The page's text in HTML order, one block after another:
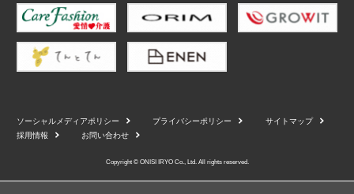
ソーシャルメディアポリシー プライバシーポリシー
サイトマップ
採用情報
お問い合わせ
Copyright © ONISI IRYO Co., Ltd. All rights reserved.